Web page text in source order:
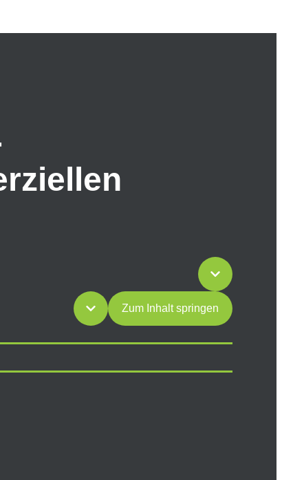
Zum Inhalt springen